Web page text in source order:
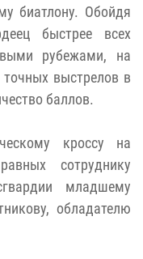
биатлону. Обойдя
быстрее всех
рубежами, на
выстрелов в
баллов.
кроссу на
сотруднику
младшему
обладателю